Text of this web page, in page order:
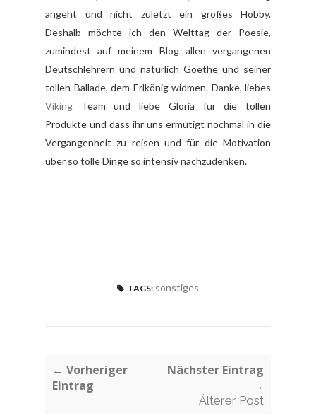
angeht und nicht zuletzt ein großes Hobby.
Deshalb möchte ich den Welttag der Poesie,
zumindest auf meinem Blog allen vergangenen
Deutschlehrern und natürlich Goethe und seiner
tollen Ballade, dem Erlkönig widmen. Danke, liebes
Viking Team und liebe Gloria für die tollen
Produkte und dass ihr uns ermutigt nochmal in die
Vergangenheit zu reisen und für die Motivation
über so tolle Dinge so intensiv nachzudenken.
TAGS: sonstiges
← Vorheriger
Eintrag
Nächster Eintrag
→
Älterer Post